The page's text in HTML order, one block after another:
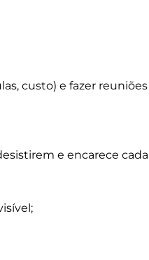
custo) e fazer reuniões
e encarece cada